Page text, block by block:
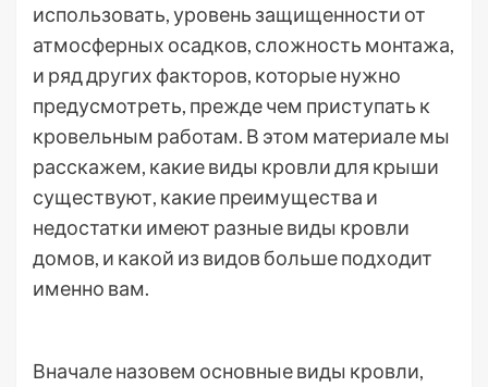
использовать, уровень защищенности от
атмосферных осадков, сложность монтажа,
и ряд других факторов, которые нужно
предусмотреть, прежде чем приступать к
кровельным работам. В этом материале мы
расскажем, какие виды кровли для крыши
существуют, какие преимущества и
недостатки имеют разные виды кровли
домов, и какой из видов больше подходит
именно вам.
Вначале назовем основные виды кровли,